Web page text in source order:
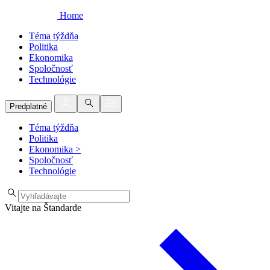
Home
Téma týždňa
Politika
Ekonomika
Spoločnosť
Technológie
Predplatné
Téma týždňa
Politika
Ekonomika >
Spoločnosť
Technológie
Vitajte na Štandarde